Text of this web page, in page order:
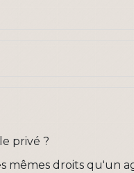
privé ?
mêmes droits qu'un